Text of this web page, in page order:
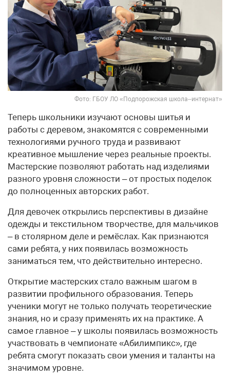
Фото: ГБОУ ЛО «Подпорожская школа–интернат»
Теперь школьники изучают основы шитья и
работы с деревом, знакомятся с современными
технологиями ручного труда и развивают
креативное мышление через реальные проекты.
Мастерские позволяют работать над изделиями
разного уровня сложности – от простых поделок
до полноценных авторских работ.
Для девочек открылись перспективы в дизайне
одежды и текстильном творчестве, для мальчиков
– в столярном деле и ремёслах. Как признаются
сами ребята, у них появилась возможность
заниматься тем, что действительно интересно.
Открытие мастерских стало важным шагом в
развитии профильного образования. Теперь
ученики могут не только получать теоретические
знания, но и сразу применять их на практике. А
самое главное – у школы появилась возможность
участвовать в чемпионате «Абилимпикс», где
ребята смогут показать свои умения и таланты на
значимом уровне.